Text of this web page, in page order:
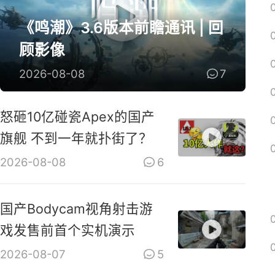
《鸣潮》3.6版本前瞻通讯 | 回
顾影像
2026-08-08 7
怒砸10亿碰瓷Apex的国产
旗舰 不到一年就扑街了？
2026-08-08 6
国产Bodycam视角射击游
戏发售前首个实机演示
2026-08-07 5